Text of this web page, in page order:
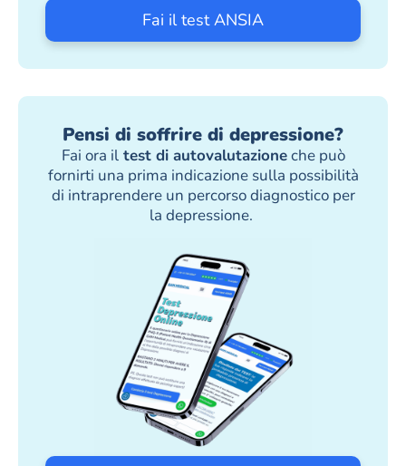
Fai il test ANSIA
Pensi di soffrire di depressione?
Fai ora iltest di autovalutazioneche può
fornirti una prima indicazione sulla possibilità
di intraprendere un percorso diagnostico per
la depressione.